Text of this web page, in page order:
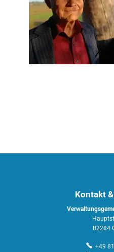
Kontakt
82284
+49